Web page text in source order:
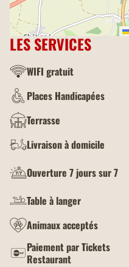
LES SERVICES
WIFI gratuit
Places Handicapées
Terrasse
Livraison à domicile
Ouverture 7 jours sur 7
Table à langer
Animaux acceptés
Paiement par Tickets
Restaurant